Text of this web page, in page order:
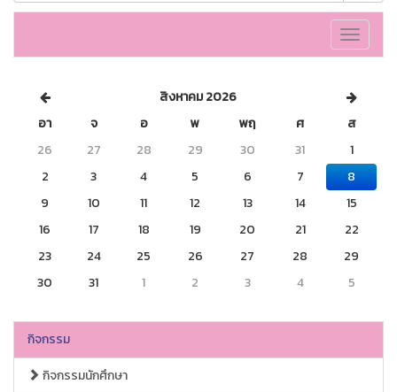
Toggle
สิงหาคม 2026
อา
จ อ พ พฤ ศ
ส
26
27 28 29 30 31
1
2
3 4 5 6 7
8
9
10 11 12 13 14
15
16
17 18 19 20 21
22
23
24 25 26 27 28
29
30
31 1 2 3 4 5
กิจกรรม
กิจกรรมนักศึกษา